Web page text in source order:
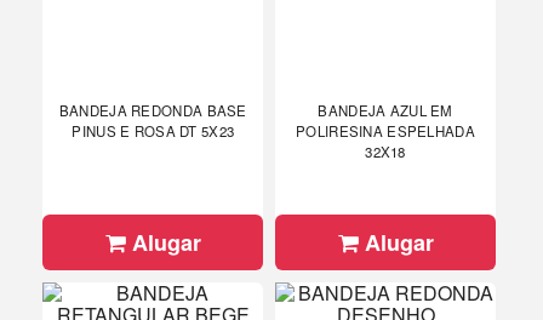
BANDEJA REDONDA BASE
PINUS E ROSA DT 5X23
Alugar
BANDEJA AZUL EM
POLIRESINA ESPELHADA
32X18
Alugar